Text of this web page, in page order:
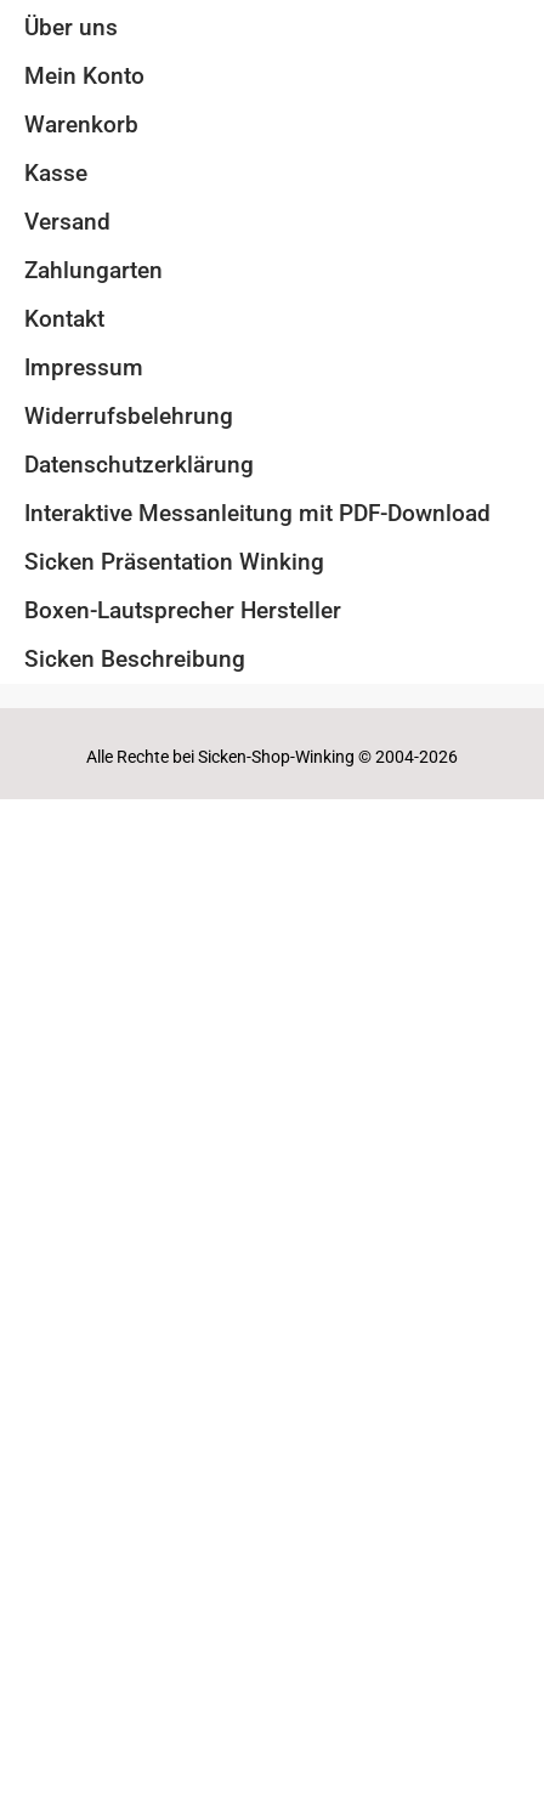
Über uns
Mein Konto
Warenkorb
Kasse
Versand
Zahlungarten
Kontakt
Impressum
Widerrufsbelehrung
Datenschutzerklärung
Interaktive Messanleitung mit PDF-Download
Sicken Präsentation Winking
Boxen-Lautsprecher Hersteller
Sicken Beschreibung
Alle Rechte bei Sicken-Shop-Winking © 2004-2026